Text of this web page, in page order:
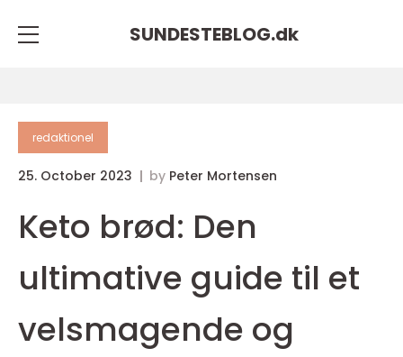
SUNDESTEBLOG.dk
redaktionel
25. October 2023 by Peter Mortensen
Keto brød: Den
ultimative guide til et
velsmagende og